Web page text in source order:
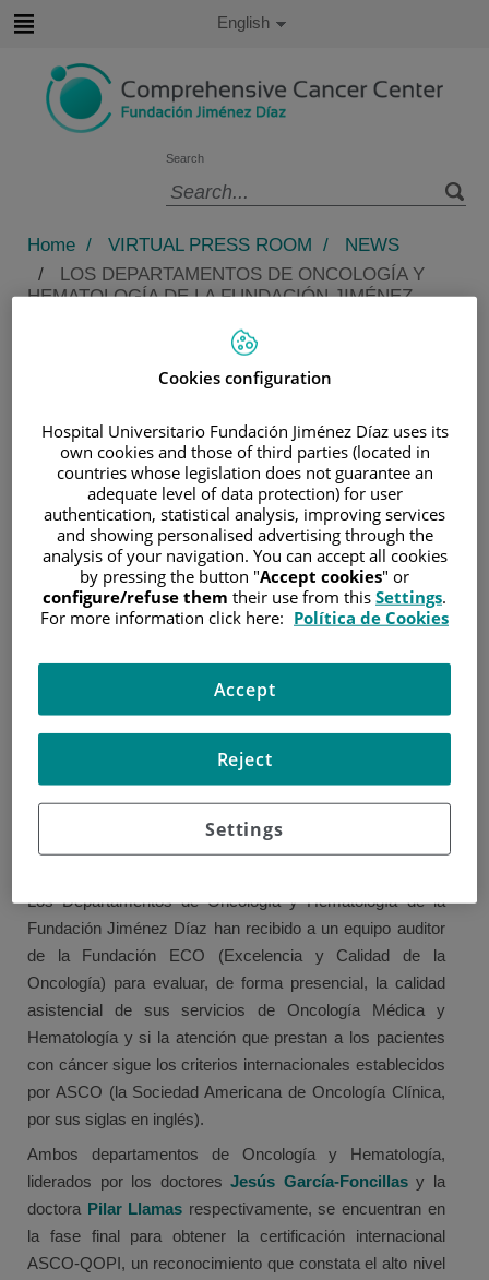
content
Search
Active
English
Home / VIRTUAL PRESS ROOM /
NEWS
/
LOS DEPARTAMENTOS DE ONCOLOGÍA Y
HEMATOLOGÍA DE LA FUNDACIÓN JIMÉNEZ
INTERNACIONAL DE CALIDAD
Los departamentos de Oncología
Jiménez Díaz se someten a una
auditoría internacional de calidad
23 de julio de 2019
/Hospital Universitario Fundación Jiménez Díaz
Los Departamentos de Oncología y Hematología de la
Fundación Jiménez Díaz han recibido a un equipo auditor
de la Fundación ECO (Excelencia y Calidad de la
Oncología) para evaluar, de forma presencial, la calidad
asistencial de sus servicios de Oncología Médica y
Hematología y si la atención que prestan a los pacientes
con cáncer sigue los criterios internacionales establecidos
por ASCO (la Sociedad Americana de Oncología Clínica,
por sus siglas en inglés).
Ambos departamentos de Oncología y Hematología,
liderados por los doctoresJesús García-Foncillasy la
doctora Pilar Llamas respectivamente, se encuentran en
la fase final para obtener la certificación internacional
ASCO-QOPI, un reconocimiento que constata el alto nivel
Cookies configuration
Hospital Universitario Fundación Jiménez Díaz uses its
own cookies and those of third parties (located in
countries whose legislation does not guarantee an
adequate level of data protection) for user
authentication, statistical analysis, improving services
and showing personalised advertising through the
analysis of your navigation. You can accept all cookies
by pressing the button "Accept cookies" or
configure/refuse them their use from this Settings.
For more information click here: Política de Cookies
Settings
Reject
Accept